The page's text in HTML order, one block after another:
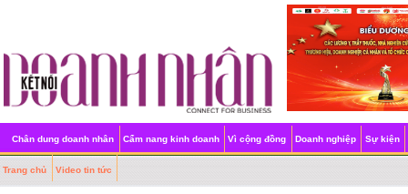
Chân dung doanh nhân Cẩm nang kinh doanh Vì cộng đồng Doanh nghiệp Sự kiện
Trang chủ Video tin tức